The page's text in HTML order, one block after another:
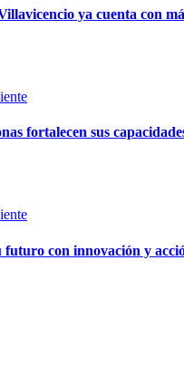
ya cuenta con
fortalecen sus
futuro con innovación y